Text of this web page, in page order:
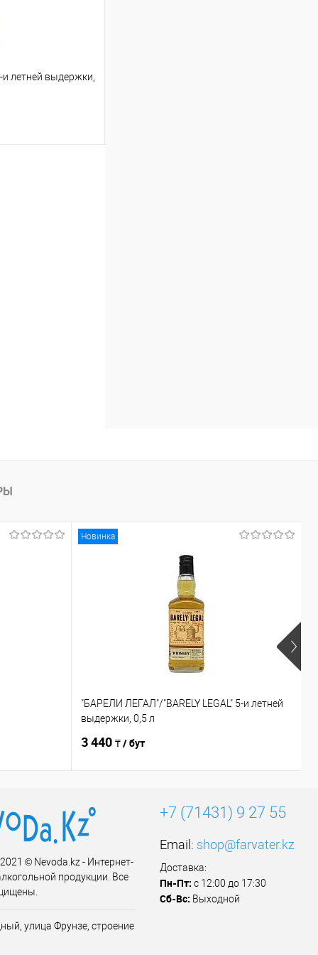
и летней выдержки,
Новинка
"БАРЕЛИ ЛЕГАЛ"/"BARELY LEGAL" 5-и летней
выдержки, 0,5 л
3 440 ₸ / бут
© Nevoda.kz - Интернет-
продукции. Все
улица Фрунзе, строение
+7 (71431) 9 27 55
Email: shop@farvater.kz
Доставка:
Пн-Пт: с 12:00 до 17:30
Сб-Вс: Выходной